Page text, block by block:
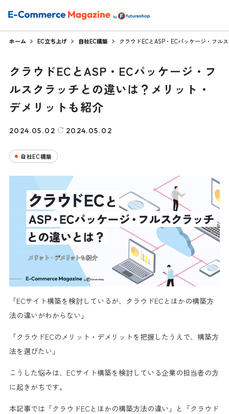
ホーム EC立ち上げ 自社EC構築 クラウドECとASP・ECパッケージ・フル
クラウドECとASP・ECパッケージ・フ
ルスクラッチとの違いは？メリット・
デメリットも紹介
2024.05.02 2024.05.02
自社EC構築
「ECサイト構築を検討しているが、クラウドECとほかの構築方
法の違いがわからない」
「クラウドECのメリット・デメリットを把握したうえで、構築方
法を選びたい」
こうした悩みは、ECサイト構築を検討している企業の担当者の方
に起きがちです。
本記事では「クラウドECとほかの構築方法の違い」と「クラウド